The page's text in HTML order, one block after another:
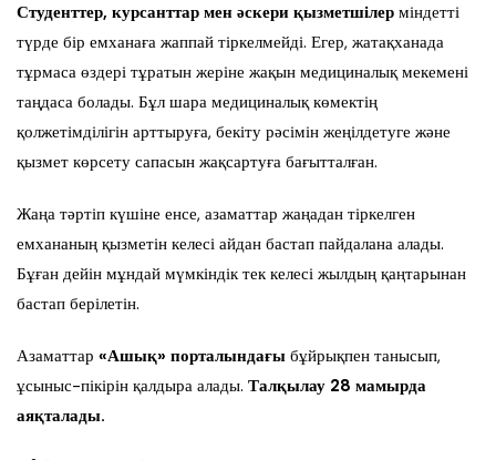
Студенттер, курсанттар мен әскери қызметшілер міндетті
түрде бір емханаға жаппай тіркелмейді. Егер, жатақханада
тұрмаса өздері тұратын жеріне жақын медициналық мекемені
таңдаса болады. Бұл шара медициналық көмектің
қолжетімділігін арттыруға, бекіту рәсімін жеңілдетуге және
қызмет көрсету сапасын жақсартуға бағытталған.
Жаңа тәртіп күшіне енсе, азаматтар жаңадан тіркелген
емхананың қызметін келесі айдан бастап пайдалана алады.
Бұған дейін мұндай мүмкіндік тек келесі жылдың қаңтарынан
бастап берілетін.
Азаматтар «Ашық» порталындағы бұйрықпен танысып,
ұсыныс-пікірін қалдыра алады. Талқылау 28 мамырда
аяқталады.